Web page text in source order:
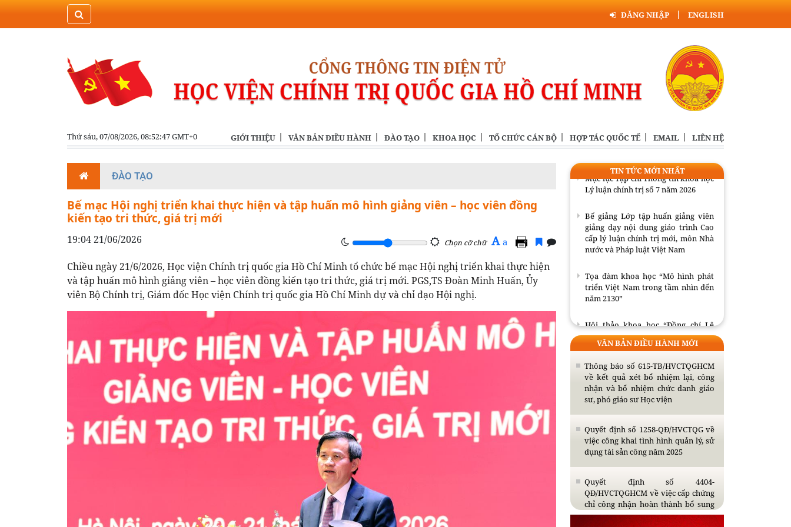
ĐĂNG NHẬP ENGLISH
Thứ sáu, 07/08/2026, 08:52:48 GMT+0 GIỚI THIỆU VĂN BẢN ĐIỀU HÀNH ĐÀO TẠO KHOA HỌC TỔ CHỨC CÁN BỘ HỢP TÁC QUỐC TẾ EMAIL LIÊN HỆ
ĐÀO TẠO
Bế mạc Hội nghị triển khai thực hiện và tập huấn mô hình giảng viên – học viên đồng
kiến tạo tri thức, giá trị mới
19:04 21/06/2026 Chọn cỡ chữ A a
Chiều ngày 21/6/2026, Học viện Chính trị quốc gia Hồ Chí Minh tổ chức bế mạc Hội nghị triển khai thực hiện
và tập huấn mô hình giảng viên – học viên đồng kiến tạo tri thức, giá trị mới. PGS,TS Đoàn Minh Huấn, Ủy
viên Bộ Chính trị, Giám đốc Học viện Chính trị quốc gia Hồ Chí Minh dự và chỉ đạo Hội nghị.
TIN TỨC MỚI NHẤT
Bế giảng Lớp tập huấn giảng viên
giảng dạy nội dung giáo trình Cao
nước và Pháp luật Việt Nam
Tọa đàm khoa học “Mô hình phát
triển Việt Nam trong tầm nhìn đến
năm 2130”
Quang Đạo - nhà lãnh đạo tài năng
Mục lục Tạp chí Thông tin khoa học
Lý luận chính trị số 7 năm 2026
Bế giảng Lớp tập huấn giảng viên
giảng dạy nội dung giáo trình Cao
cấp lý luận chính trị mới, môn Nhà
nước và Pháp luật Việt Nam
Tọa đàm khoa học “Mô hình phát
triển Việt Nam trong tầm nhìn đến
năm 2130”
Hội thảo khoa học “Đồng chí Lê
của Đảng và cách mạng Việt Nam”
Mục lục Tạp chí Thông tin khoa học
Lý luận chính trị số 7 năm 2026
Bế giảng Lớp tập huấn giảng viên
cấp lý luận chính trị mới, môn Nhà
nước và Pháp luật Việt Nam
VĂN BẢN ĐIỀU HÀNH MỚI
Thông báo số 615-TB/HVCTQGHCM
về kết quả xét bổ nhiệm lại, công
nhận và bổ nhiệm chức danh giáo
sư, phó giáo sư Học viện
Quyết định số 1258-QĐ/HVCTQG về
việc công khai tình hình quản lý, sử
dụng tài sản công năm 2025
Quyết định số 4404-
QĐ/HVCTQGHCM về việc cấp chứng
chỉ công nhận hoàn thành bổ sung
kiến thức dự tuyển đào tạo trình độ